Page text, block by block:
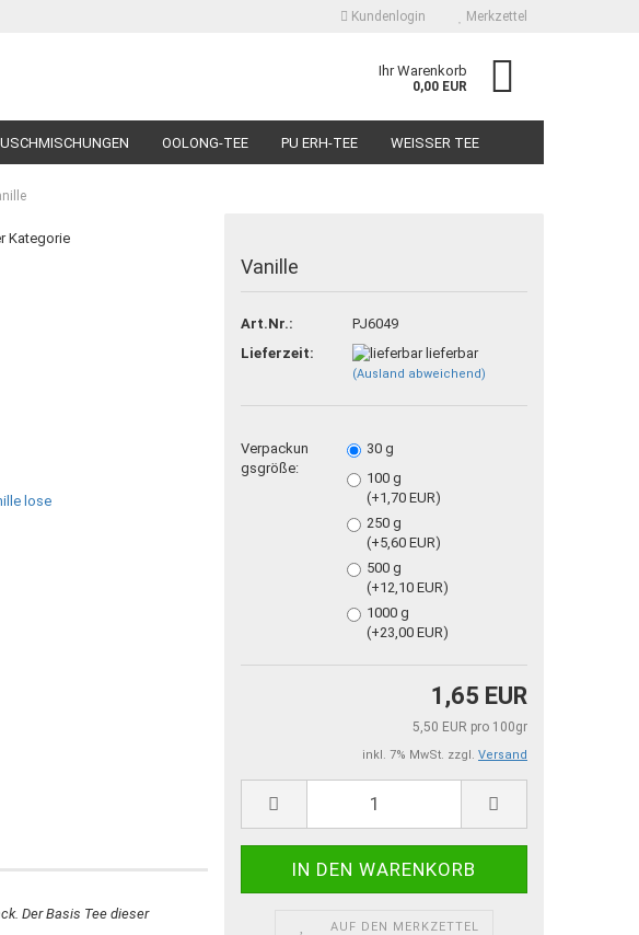
Kundenlogin
Passwort vergessen?
Merkzettel
Ihr Warenkorb
0,00 EUR
OOLONG-TEE PU ERH-TEE WEISSER TEE
Kategorie
Vanille
Art.Nr.:
PJ6049
Lieferzeit:
lieferbar
(Ausland abweichend)
Verpackun
gsgröße:
30 g
100 g
(+1,70 EUR)
250 g
(+5,60 EUR)
500 g
(+12,10 EUR)
1000 g
(+23,00 EUR)
1,65 EUR
5,50 EUR pro 100gr
inkl. 7% MwSt. zzgl. Versand
AUF DEN MERKZETTEL
Der Basis Tee dieser